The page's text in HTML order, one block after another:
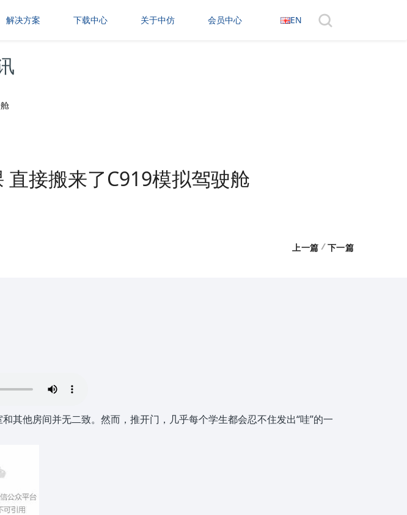
解决方案 下载中心 关于中仿 会员中心 EN
直接搬来了C919模拟驾驶舱
上一篇 /下一篇
其他房间并无二致。然而，推开门，几乎每个学生都会忍不住发出“哇”的一